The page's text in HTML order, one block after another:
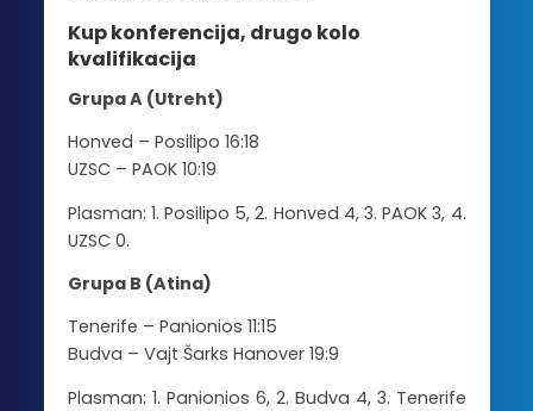
Kup konferencija, drugo kolo
kvalifikacija
Grupa A (Utreht)
Honved – Posilipo 16:18
UZSC – PAOK 10:19
Plasman: 1. Posilipo 5, 2. Honved 4, 3. PAOK 3, 4.
UZSC 0.
Grupa B (Atina)
Tenerife – Panionios 11:15
Budva – Vajt Šarks Hanover 19:9
Plasman: 1. Panionios 6, 2. Budva 4, 3. Tenerife